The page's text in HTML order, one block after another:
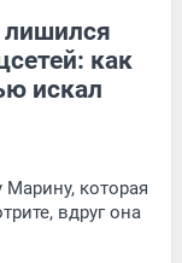
лишился
как
искал
которая
вдруг она